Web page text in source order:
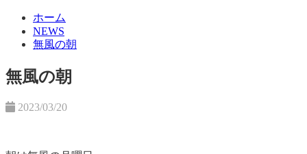
ホーム
NEWS
無風の朝
無風の朝
2023/03/20